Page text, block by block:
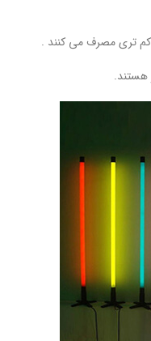
کم تری مصرف می کنند .